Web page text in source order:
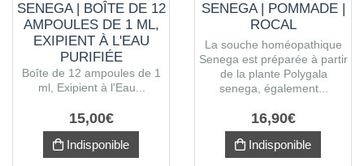
SENEGA | BOÎTE DE 12
AMPOULES DE 1 ML,
EXIPIENT À L'EAU
PURIFIÉE
Boîte de 12 ampoules de 1
ml, Exipient à l'Eau...
15,00€
Indisponible
SENEGA | POMMADE |
ROCAL
La souche homéopathique
Senega est préparée à partir
de la plante Polygala
senega, également...
16,90€
Indisponible